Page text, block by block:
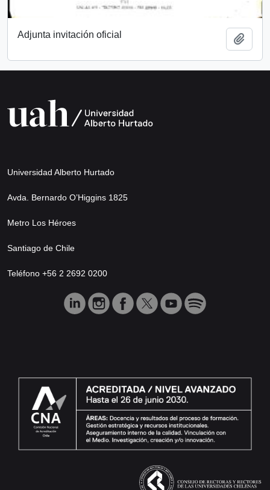
Adjunta invitación oficial
Universidad Alberto Hurtado
Avda. Bernardo O’Higgins 1825
Metro Los Héroes
Santiago de Chile
Teléfono +56 2 2692 0200